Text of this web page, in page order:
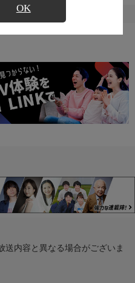
OK
送内容と異なる場合がございま